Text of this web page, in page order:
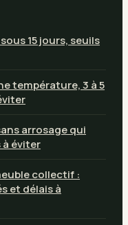
15 jours, seuils
température, 3 à 5
arrosage qui
éviter
collectif :
et délais à